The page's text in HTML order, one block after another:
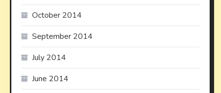
October 2014
September 2014
July 2014
June 2014